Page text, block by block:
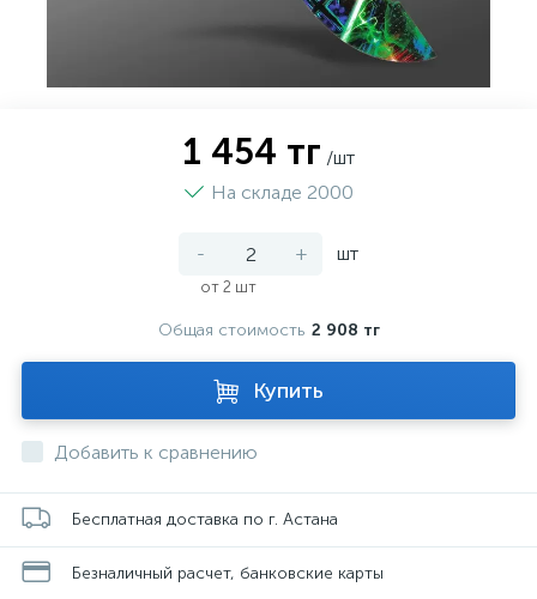
1 454 тг /шт
На складе 2000
- + шт
от 2 шт
Общая стоимость 2 908 тг
Купить
Добавить к сравнению
Бесплатная доставка по г. Астана
Безналичный расчет, банковские карты